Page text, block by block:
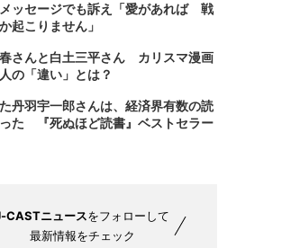
ッセージでも訴え「愛があれば 戦
起こりません」
さんと白土三平さん カリスマ漫画
の「違い」とは？
丹羽宇一郎さんは、経済界有数の読
た 『死ぬほど読書』ベストセラー
CASTニュースをフォローして
最新情報をチェック